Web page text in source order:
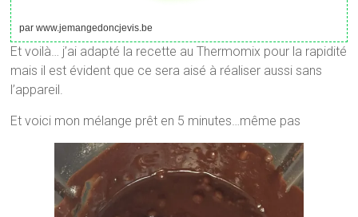
par www.jemangedoncjevis.be
Et voilà… j’ai adapté la recette au Thermomix pour la rapidité
mais il est évident que ce sera aisé à réaliser aussi sans
l’appareil.
Et voici mon mélange prêt en 5 minutes…même pas